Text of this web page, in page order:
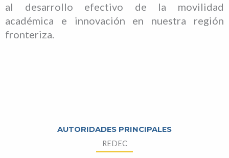
al desarrollo efectivo de la movilidad
académica e innovación en nuestra región
fronteriza.
AUTORIDADES PRINCIPALES
REDEC